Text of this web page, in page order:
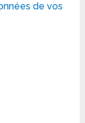
de vos